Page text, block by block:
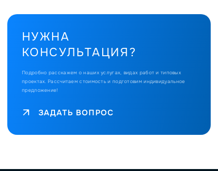
НУЖНА
КОНСУЛЬТАЦИЯ?
Подробно расскажем о наших услугах, видах работ и типовых
проектах. Рассчитаем стоимость и подготовим индивидуальное
предложение!
ЗАДАТЬ ВОПРОС